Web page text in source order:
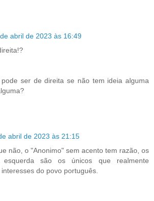
abril de 2023 às 16:49
ser de direita se não tem ideia alguma
abril de 2023 às 21:15
não, o "Anonimo" sem acento tem razão, os
esquerda são os únicos que realmente
do povo português.